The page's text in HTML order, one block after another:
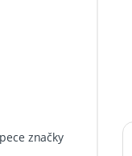
značky